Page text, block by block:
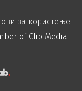
за користење
of Clip Media